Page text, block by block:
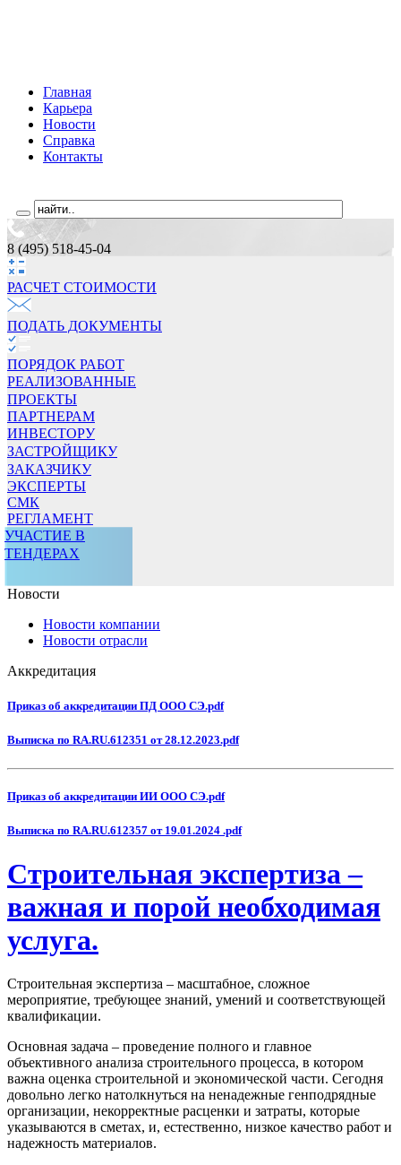
Главная
Карьера
Новости
Справка
Контакты
8 (495) 518-45-04
РАСЧЕТ СТОИМОCТИ
ПОДАТЬ ДОКУМЕНТЫ
ПОРЯДОК РАБОТ
РЕАЛИЗОВАННЫЕ
ПРОЕКТЫ
ПАРТНЕРАМ
ИНВЕСТОРУ
ЗАСТРОЙЩИКУ
ЗАКАЗЧИКУ
ЭКСПЕРТЫ
СМК
РЕГЛАМЕНТ
УЧАСТИЕ В
ТЕНДЕРАХ
Новости
Новости компании
Новости отрасли
Аккредитация
Приказ об аккредитации ПД ООО СЭ.pdf
Выписка по RA.RU.612351 от 28.12.2023.pdf
Приказ об аккредитации ИИ ООО СЭ.pdf
Выписка по RA.RU.612357 от 19.01.2024 .pdf
Строительная экспертиза –
важная и порой необходимая
услуга.
Строительная экспертиза – масштабное, сложное
мероприятие, требующее знаний, умений и соответствующей
квалификации.
Основная задача – проведение полного и главное
объективного анализа строительного процесса, в котором
важна оценка строительной и экономической части. Сегодня
довольно легко натолкнуться на ненадежные генподрядные
организации, некорректные расценки и затраты, которые
указываются в сметах, и, естественно, низкое качество работ и
надежность материалов.